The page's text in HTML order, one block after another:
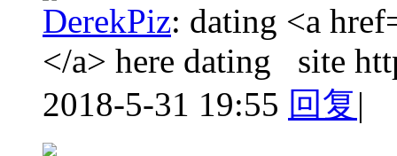
DerekPiz: dating <a
</a> here dating site
2018-5-31 19:55 回复|